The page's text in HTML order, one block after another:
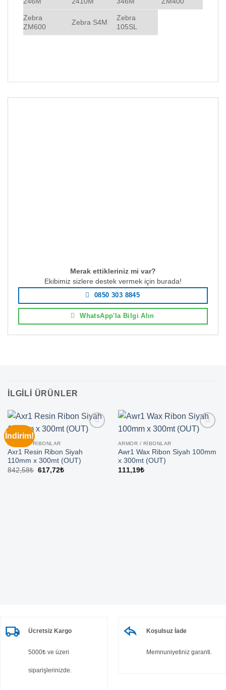
Zebra
ZM600
Zebra S4M
Zebra
105SL
Merak ettikleriniz mi var?
Ekibimiz sizlere destek vermek için burada!
0850 303 8845
WhatsApp'la Bilgi Alın
İLGILI ÜRÜNLER
İndirim!
ARMOR / RIBONLAR
Axr1 Resin Ribon Siyah
110mm x 300mt (OUT)
842,58₺ Orijinal
fiyat:
617,72₺Şu
ARMOR / RIBONLAR
Awr1 Wax Ribon Siyah 100mm
x 300mt (OUT)
111,19₺
Ücretsiz Kargo
5000₺ ve üzeri
siparişlerinizde.
Koşulsuz İade
Memnuniyetiniz garanti.